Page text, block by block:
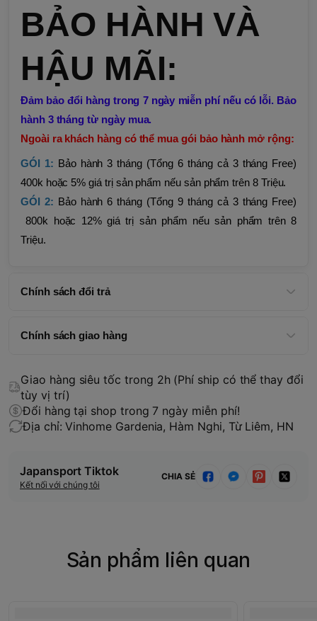
BẢO HÀNH VÀ
HẬU MÃI:
Đảm bảo đổi hàng trong 7 ngày miễn phí nếu có lỗi. Bảo
hành 3 tháng từ ngày mua.
Ngoài ra khách hàng có thể mua gói bảo hành mở rộng:
GÓI 1: Bảo hành 3 tháng (Tổng 6 tháng cả 3 tháng Free)
400k hoặc 5% giá trị sản phẩm nếu sản phẩm trên 8 Triệu.
GÓI 2: Bảo hành 6 tháng (Tổng 9 tháng cả 3 tháng Free)
800k hoặc 12% giá trị sản phẩm nếu sản phẩm trên 8
Triệu.
Chính sách đổi trả
Chính sách giao hàng
Giao hàng siêu tốc trong 2h (Phí ship có thể thay đổi
tùy vị trí)
Đổi hàng tại shop trong 7 ngày miễn phí!
Địa chỉ: Vinhome Gardenia, Hàm Nghi, Từ Liêm, HN
Japansport Tiktok
Kết nối với chúng tôi
CHIA SẺ
Sản phẩm liên quan